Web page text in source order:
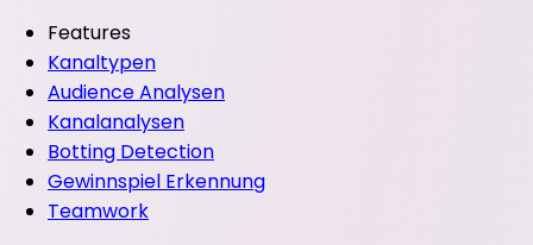
Features
Kanaltypen
Audience Analysen
Kanalanalysen
Botting Detection
Gewinnspiel Erkennung
Teamwork